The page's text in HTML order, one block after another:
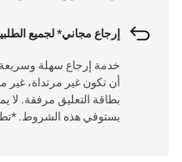
إرجاع مجاني* لجميع
أن تكون غير مرتداة، غير
بطاقة التعليق مرفقة. لا
يستوفي هذه الشروط.